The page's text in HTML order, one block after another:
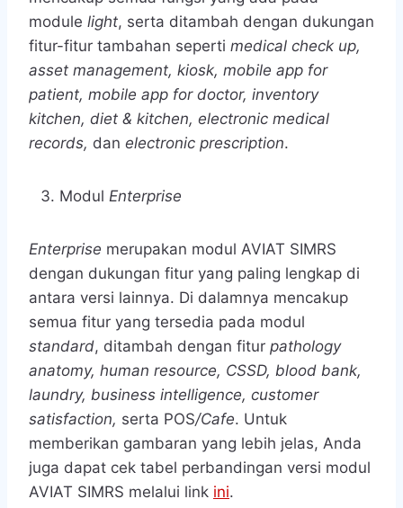
module light, serta ditambah dengan dukungan
fitur-fitur tambahan seperti medical check up,
asset management, kiosk, mobile app for
patient, mobile app for doctor, inventory
kitchen, diet & kitchen, electronic medical
records, dan electronic prescription.
Modul Enterprise
Enterprise merupakan modul AVIAT SIMRS
dengan dukungan fitur yang paling lengkap di
antara versi lainnya. Di dalamnya mencakup
semua fitur yang tersedia pada modul
standard, ditambah dengan fitur pathology
anatomy, human resource, CSSD, blood bank,
laundry, business intelligence, customer
satisfaction, serta POS/Cafe. Untuk
memberikan gambaran yang lebih jelas, Anda
juga dapat cek tabel perbandingan versi modul
AVIAT SIMRS melalui link ini.